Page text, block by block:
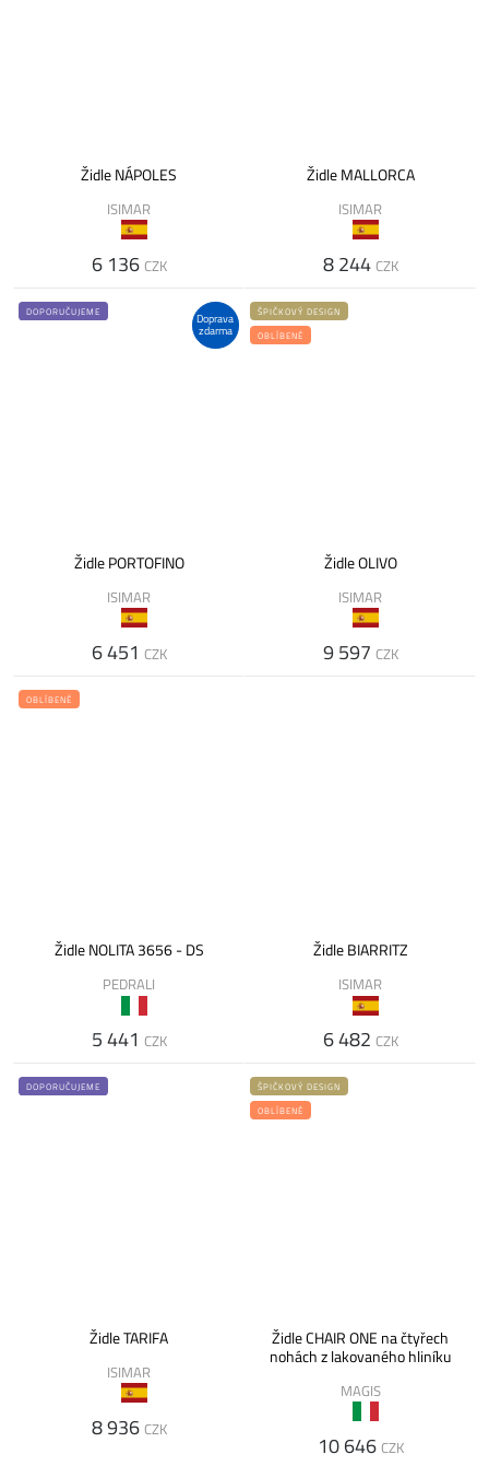
Židle NÁPOLES
ISIMAR
6 136 CZK
Židle MALLORCA
ISIMAR
8 244 CZK
Doprava
zdarma
DOPORUČUJEME
Židle PORTOFINO
ISIMAR
6 451 CZK
ŠPIČKOVÝ DESIGN
OBLÍBENÉ
Židle OLIVO
ISIMAR
9 597 CZK
OBLÍBENÉ
Židle NOLITA 3656 - DS
PEDRALI
5 441 CZK
Židle BIARRITZ
ISIMAR
6 482 CZK
DOPORUČUJEME
Židle TARIFA
ISIMAR
8 936 CZK
ŠPIČKOVÝ DESIGN
OBLÍBENÉ
Židle CHAIR ONE na čtyřech
nohách z lakovaného hliníku
MAGIS
10 646 CZK